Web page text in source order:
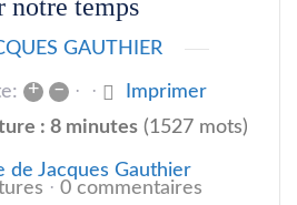
notre temps
GAUTHIER
+ –
Imprimer
: 8 minutes (1527 mots)
de Jacques Gauthier
0 commentaires